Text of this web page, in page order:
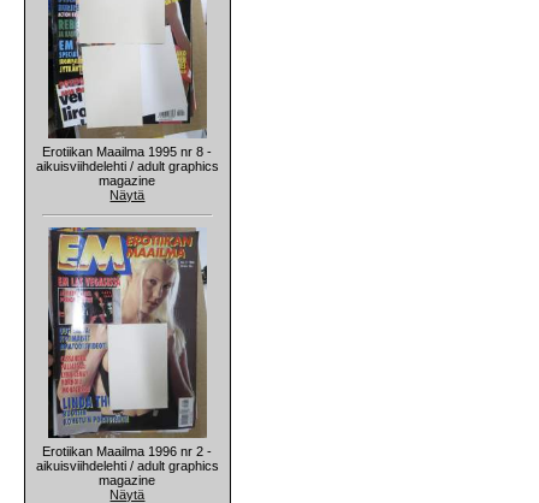
Erotiikan Maailma 1995 nr 8 -
aikuisviihdelehti / adult graphics
magazine
Näytä
Erotiikan Maailma 1996 nr 2 -
aikuisviihdelehti / adult graphics
magazine
Näytä